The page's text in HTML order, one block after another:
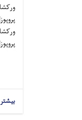
بیشتر